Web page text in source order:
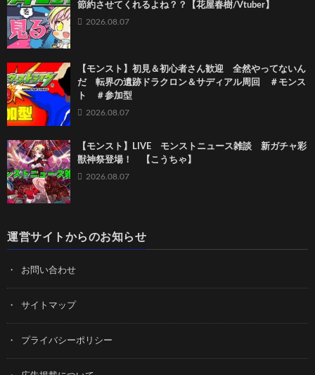
節約させてくれるよね？？【花屋春樹/Vtuber】
2026.08.07
【モンスト】初見＆初心者さん歓迎 全然やってないん
だ 転界の遺跡ドラクロン＆サディアル周回 ＃モンス
ト ＃参加型
2026.08.07
【モンスト】LIVE モンストニュース雑談 新ガチャ彩
獣神祭登場！ 【こうちゃ】
2026.08.07
運営サイトからのお知らせ
お問い合わせ
サイトマップ
プライバシーポリシー